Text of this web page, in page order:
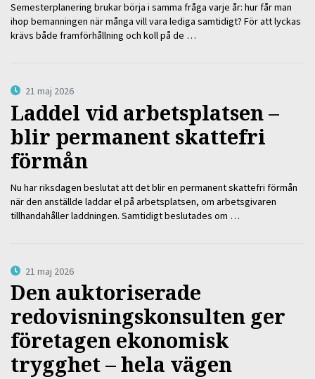
Semesterplanering brukar börja i samma fråga varje år: hur får man
ihop bemanningen när många vill vara lediga samtidigt? För att lyckas
krävs både framförhållning och koll på de …
21 maj 2026
Laddel vid arbetsplatsen –
blir permanent skattefri
förmån
Nu har riksdagen beslutat att det blir en permanent skattefri förmån
när den anställde laddar el på arbetsplatsen, om arbetsgivaren
tillhandahåller laddningen. Samtidigt beslutades om …
21 maj 2026
Den auktoriserade
redovisningskonsulten ger
företagen ekonomisk
trygghet – hela vägen